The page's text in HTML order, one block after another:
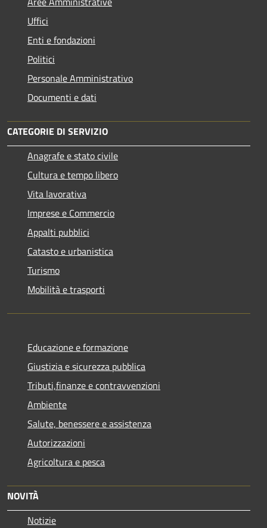
Uffici
Enti e fondazioni
Politici
Personale Amministrativo
Documenti e dati
CATEGORIE DI SERVIZIO
Anagrafe e stato civile
Cultura e tempo libero
Vita lavorativa
Imprese e Commercio
Appalti pubblici
Catasto e urbanistica
Turismo
Mobilità e trasporti
Educazione e formazione
Giustizia e sicurezza pubblica
Tributi,finanze e contravvenzioni
Ambiente
Salute, benessere e assistenza
Autorizzazioni
Agricoltura e pesca
NOVITÀ
Notizie